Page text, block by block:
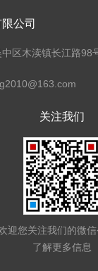
公司
区木渎镇长江路98
关注我们
迎您关注我们的微
了解更多信息